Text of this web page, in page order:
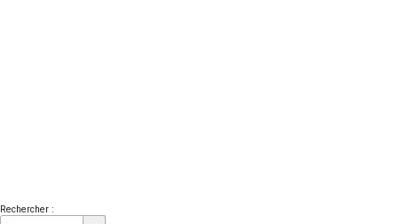
Rechercher :